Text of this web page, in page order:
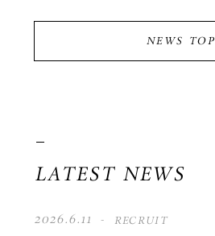
NEWS TOP
LATEST NEWS
2026.6.11 RECRUIT